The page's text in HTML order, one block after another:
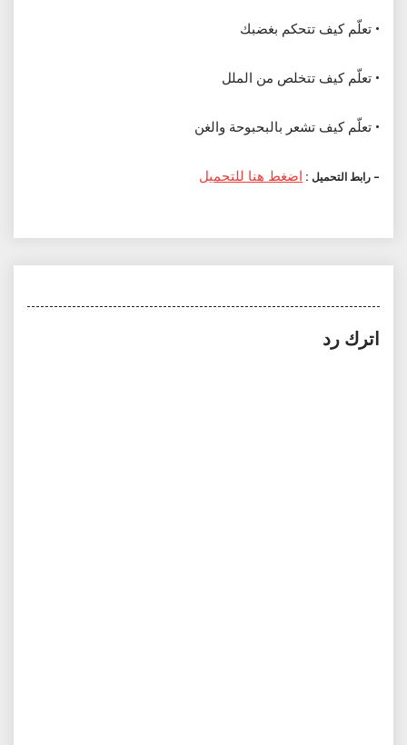
• تعلّم كيف تتحكم بغضبك
• تعلّم كيف تتخلص من الملل
• تعلّم كيف تشعر بالبحبوحة والغن
– رابط التحميل : اضغط هنا للتحميل
اترك رد